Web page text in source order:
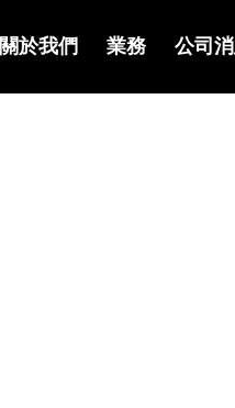
關於我們 業務 公司